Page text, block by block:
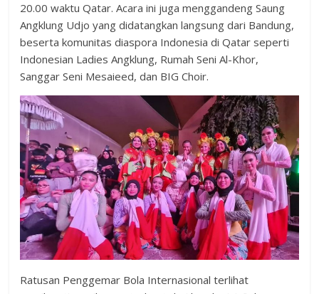
20.00 waktu Qatar. Acara ini juga menggandeng Saung
Angklung Udjo yang didatangkan langsung dari Bandung,
beserta komunitas diaspora Indonesia di Qatar seperti
Indonesian Ladies Angklung, Rumah Seni Al-Khor,
Sanggar Seni Mesaieed, dan BIG Choir.
Ratusan Penggemar Bola Internasional terlihat